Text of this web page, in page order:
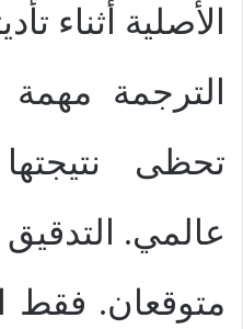
الأصلية أثناء
الترجمة
تحظى
عالمي.
متوقعان. فقط